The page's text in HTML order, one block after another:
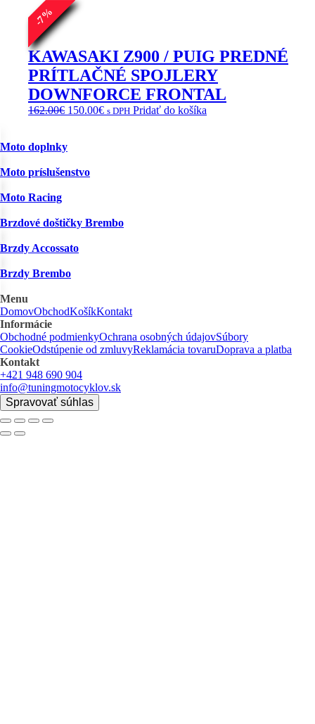
na
stránke
produktu.
-
7
%
KAWASAKI Z900 / PUIG PREDNÉ
PRÍTLAČNÉ SPOJLERY
DOWNFORCE FRONTAL
162.00€ Pôvodná
162.00€.
150.00€Aktuálna
s DPH Pridať do košíka
Moto doplnky
Moto príslušenstvo
Moto Racing
Brzdové doštičky Brembo
Brzdy Accossato
Brzdy Brembo
Menu
DomovObchodKošíkKontakt
Informácie
Obchodné podmienkyOchrana osobných údajovSúbory
CookieOdstúpenie od zmluvyReklamácia tovaruDoprava a platba
Kontakt
+421 948 690 904
info@tuningmotocyklov.sk
Spravovať súhlas